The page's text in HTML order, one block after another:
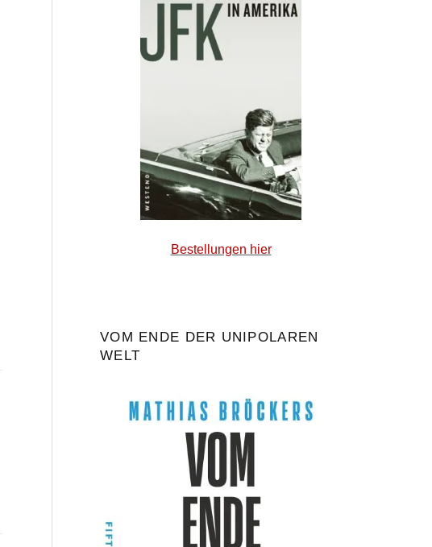
Bestellungen hier
VOM ENDE DER UNIPOLAREN
WELT